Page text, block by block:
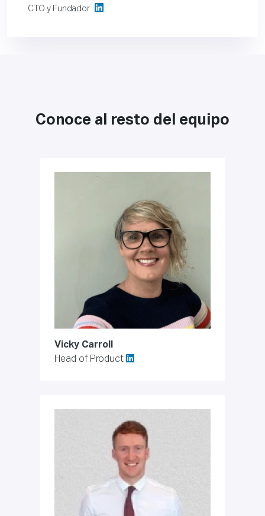
CTO y Fundador
Conoce al resto del equipo
Vicky Carroll
Head of Product